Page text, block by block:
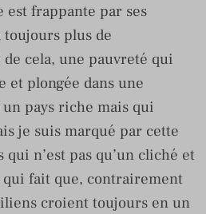
frappante par ses
plus de
cela, une pauvreté qui
et plongée dans une
pays riche mais qui
je suis marqué par cette
n’est pas qu’un cliché et
fait que, contrairement
croient toujours en un